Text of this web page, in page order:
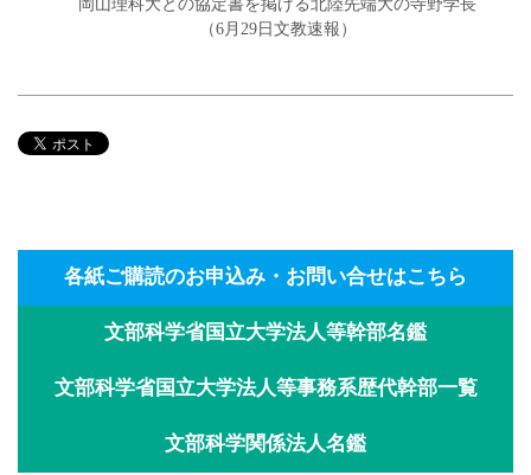
（6月29日文教速報）
各紙ご購読のお申込み・お問い合せはこちら
文部科学省国立大学法人等幹部名鑑
文部科学省国立大学法人等事務系歴代幹部一覧
文部科学関係法人名鑑